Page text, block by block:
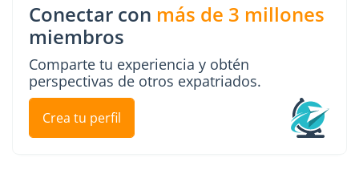
Conectar con más de 3 millones
miembros
Comparte tu experiencia y obtén
perspectivas de otros expatriados.
Crea tu perfil